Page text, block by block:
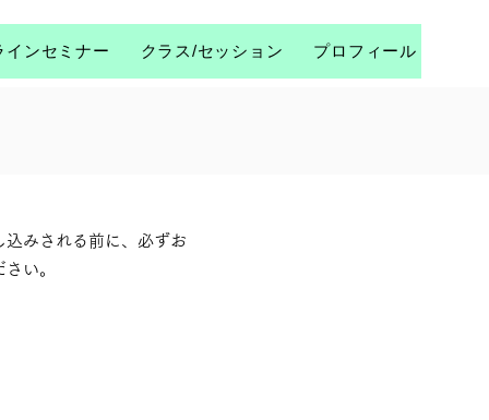
インセミナー クラス/セッション プロフィール
みされる前に、必ずお
い。